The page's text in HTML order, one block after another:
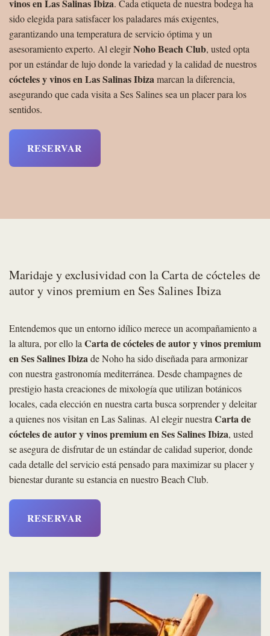
vinos en Las Salinas Ibiza. Cada etiqueta de nuestra bodega ha
sido elegida para satisfacer los paladares más exigentes,
garantizando una temperatura de servicio óptima y un
asesoramiento experto. Al elegirNoho Beach Club, usted opta
por un estándar de lujo donde la variedad y la calidad de nuestros
cócteles y vinos en Las Salinas Ibizamarcan la diferencia,
asegurando que cada visita a Ses Salines sea un placer para los
sentidos.
RESERVAR
Maridaje y exclusividad con la Carta de cócteles de
autor y vinos premium en Ses Salines Ibiza
Entendemos que un entorno idílico merece un acompañamiento a
la altura, por ello la Carta de cócteles de autor y vinos premium
en Ses Salines Ibizade Noho ha sido diseñada para armonizar
con nuestra gastronomía mediterránea. Desde champagnes de
prestigio hasta creaciones de mixología que utilizan botánicos
locales, cada elección en nuestra carta busca sorprender y deleitar
a quienes nos visitan en Las Salinas. Al elegir nuestra Carta de
cócteles de autor y vinos premium en Ses Salines Ibiza, usted
se asegura de disfrutar de un estándar de calidad superior, donde
cada detalle del servicio está pensado para maximizar su placer y
bienestar durante su estancia en nuestro Beach Club.
RESERVAR